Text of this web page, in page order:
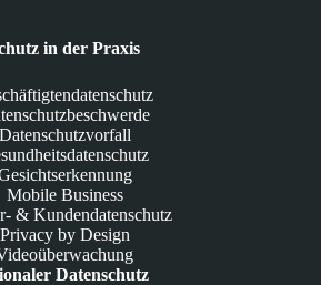
in der Praxis
Datenschutzvorfall
Mobile Business
& Kundendatenschutz
Privacy by Design
Datenschutz